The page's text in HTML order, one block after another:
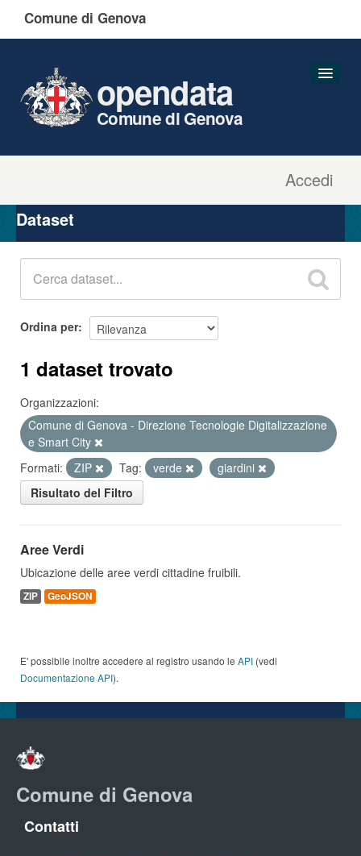
Comune di Genova
Accedi
opendata
Comune di Genova
Organizzazioni
Gruppi
Dataset
Ordina per
1 dataset trovato
Organizzazioni:
Comune di Genova - Direzione Tecnologie Digitalizzazione
e Smart City
Formati:
ZIP Tag: verde
giardini
Risultato del Filtro
Aree Verdi
Ubicazione delle aree verdi cittadine fruibili.
ZIP GeoJSON
E' possibile inoltre accedere al registro usando le API (vedi
Documentazione API).
Comune di Genova
Contatti